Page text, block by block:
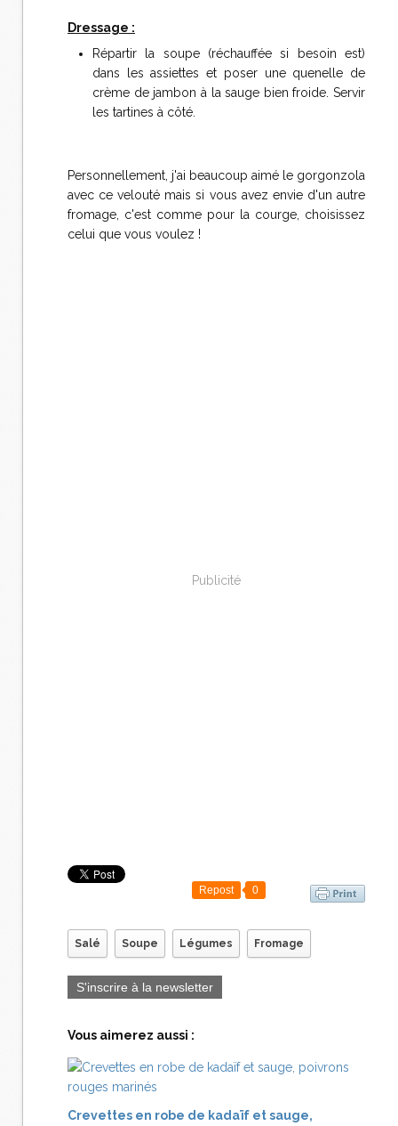
Dressage :
Répartir la soupe (réchauffée si besoin est)
dans les assiettes et poser une quenelle de
crème de jambon à la sauge bien froide. Servir
les tartines à côté.
Personnellement, j'ai beaucoup aimé le gorgonzola
avec ce velouté mais si vous avez envie d'un autre
fromage, c'est comme pour la courge, choisissez
celui que vous voulez !
Publicité
Repost 0
Salé Soupe Légumes Fromage
S'inscrire à la newsletter
Vous aimerez aussi :
Crevettes en robe de kadaïf et sauge,